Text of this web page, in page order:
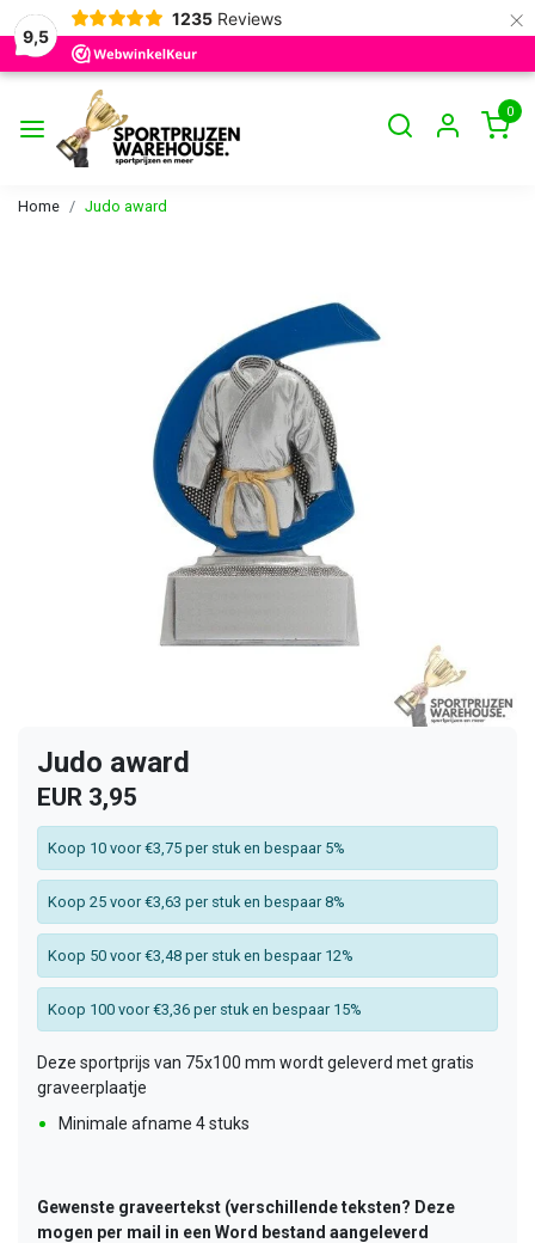
9,5
1235 Reviews ×
0
Home Judo award
Judo award
EUR 3,95
Koop 10 voor €3,75 per stuk en bespaar 5%
Koop 25 voor €3,63 per stuk en bespaar 8%
Koop 50 voor €3,48 per stuk en bespaar 12%
Koop 100 voor €3,36 per stuk en bespaar 15%
Deze sportprijs van 75x100 mm wordt geleverd met gratis
graveerplaatje
Minimale afname 4 stuks
Gewenste graveertekst (verschillende teksten? Deze
mogen per mail in een Word bestand aangeleverd